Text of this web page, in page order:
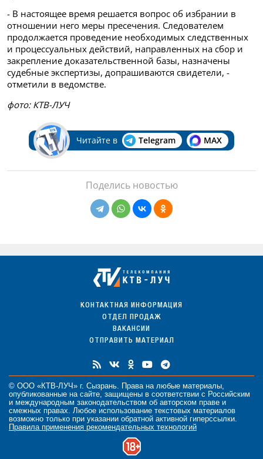
- В настоящее время решается вопрос об избрании в
отношении него меры пресечения. Следователем
продолжается проведение необходимых следственных
и процессуальных действий, направленных на сбор и
закрепление доказательственной базы, назначены
судебные экспертизы, допрашиваются свидетели, -
отметили в ведомстве.
фото: КТВ-ЛУЧ
Читайте в Telegram MAX
Поделись новостью
КОНТАКТНАЯ ИНФОРМАЦИЯ
ОТДЕЛ ПРОДАЖ
ВАКАНСИИ
ОТПРАВИТЬ МАТЕРИАЛ
© ООО «КТВ-ЛУЧ» г. Сызрань. Права на любые материалы,
опубликованные на сайте, защищены в соответствии с Российским
и международным законодательством об авторском праве и
смежных правах. Любое использование текстовых материалов
возможно только при указании обратной активной гиперссылки.
Правила применения рекомендательных технологий